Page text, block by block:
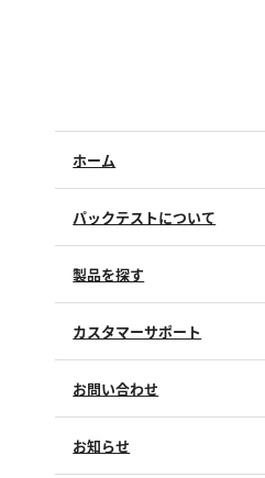
ホーム
パックテストについて
製品を探す
カスタマーサポート
製品のご購入について
お問い合わせ
お知らせ
りん
りん酸
全りん
その他
塩化物
アルカリ度
pH